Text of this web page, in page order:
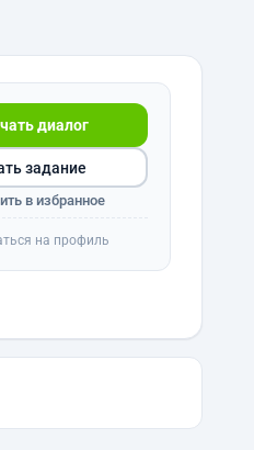
диалог
задание
в избранное
на профиль